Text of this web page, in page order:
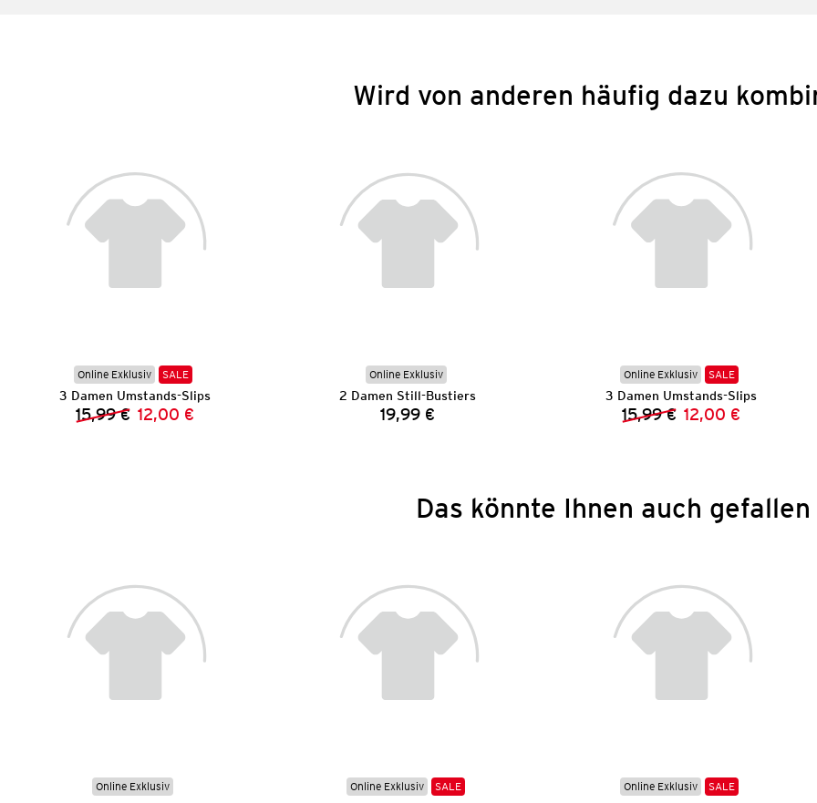
Wird von anderen häufig dazu
Online Exklusiv SALE
3 Damen Umstands-Slips
Vorheriger Preis:
15,99 € Neuer Preis:
12,00 €
Online Exklusiv
2 Damen Still-Bustiers
Preis:
19,99 €
Online Exklusiv SALE
3 Damen Umstands-Slips
Vorheriger Preis:
15,99 € Neuer Preis:
12,00 €
Das könnte Ihnen auch gefallen
Online Exklusiv Online Exklusiv SALE Online Exklusiv SALE